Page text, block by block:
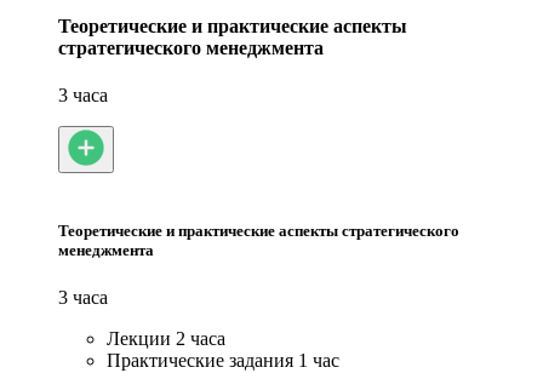
Теоретические и практические аспекты
стратегического менеджмента
3 часа
Теоретические и практические аспекты стратегического
менеджмента
3 часа
Лекции 2 часа
Практические задания 1 час